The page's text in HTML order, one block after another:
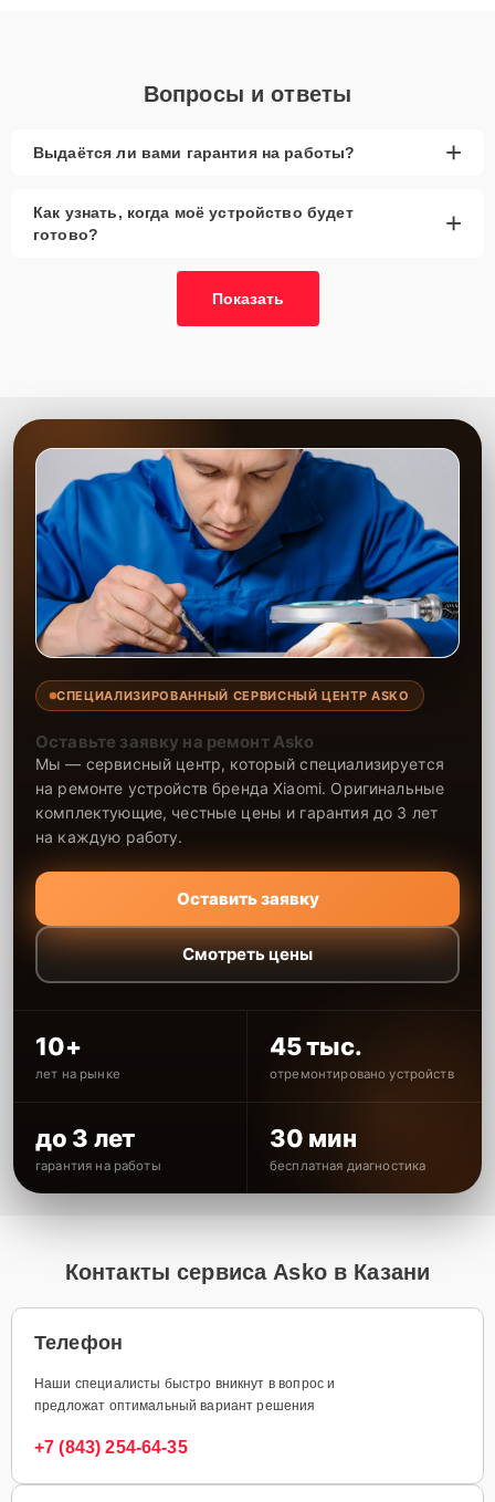
Вопросы и ответы
Выдаётся ли вами гарантия на работы? +
Как узнать, когда моё устройство будет
готово?
+
Показать
СПЕЦИАЛИЗИРОВАННЫЙ СЕРВИСНЫЙ ЦЕНТР ASKO
Оставьте заявку на ремонт Asko
Мы — сервисный центр, который специализируется
на ремонте устройств бренда Xiaomi. Оригинальные
комплектующие, честные цены и гарантия до 3 лет
на каждую работу.
Оставить заявку
Смотреть цены
10+
лет на рынке
45 тыс.
отремонтировано устройств
до 3 лет
гарантия на работы
30 мин
бесплатная диагностика
Контакты сервиса Asko в Казани
Телефон
Наши специалисты быстро вникнут в вопрос и
предложат оптимальный вариант решения
+7 (843) 254-64-35